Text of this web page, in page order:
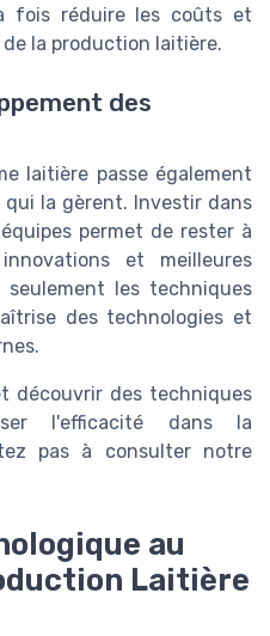
fois réduire les coûts et
la production laitière.
des
laitière passe également
la gèrent. Investir dans
permet de rester à
et meilleures
les techniques
des technologies et
découvrir des techniques
l'efficacité dans la
pas à consulter notre
au
Laitière